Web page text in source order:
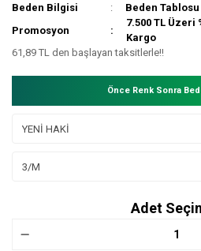
Beden Bilgisi
Beden Tablosu
Promosyon
7.500 TL Üzeri
Kargo
61,89 TL den başlayan taksitlerle!!
Önce Renk Sonra
Adet